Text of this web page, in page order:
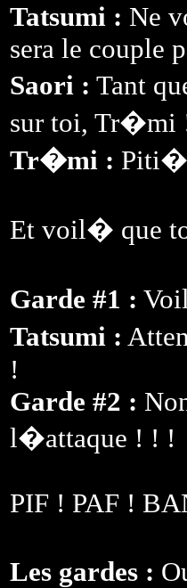
Tatsumi : Ne
sera le couple
Saori : Tant
sur toi, Tr�mi
Tr�mi :
Et voil� que
Garde #1 :
Tatsumi :
!
Garde #2 :
l�attaque ! ! !
PIF ! PAF !
Les gardes :